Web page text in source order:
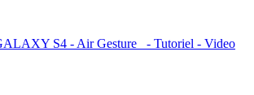
S4 - Air Gesture - Tutoriel - Video